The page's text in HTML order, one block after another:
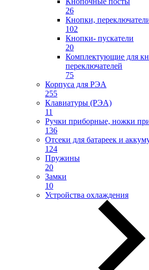
26
Кнопки,
102
Кнопки- пускатели
20
Комплектующие для
переключателей
75
Корпуса для РЭА
255
Клавиатуры (РЭА)
11
Ручки приборные, ножки
136
Отсеки для батареек и
124
Пружины
20
Замки
10
Устройства охлаждения